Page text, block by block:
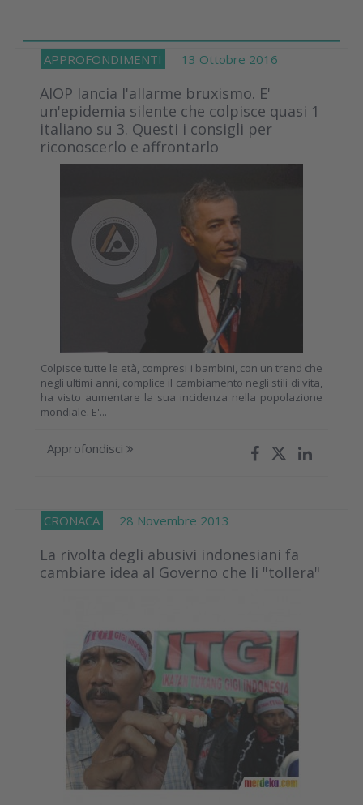
APPROFONDIMENTI 13 Ottobre 2016
AIOP lancia l'allarme bruxismo. E'
un'epidemia silente che colpisce quasi 1
italiano su 3. Questi i consigli per
riconoscerlo e affrontarlo
Colpisce tutte le età, compresi i bambini, con un trend che
negli ultimi anni, complice il cambiamento negli stili di vita,
ha visto aumentare la sua incidenza nella popolazione
mondiale. E'...
Approfondisci
CRONACA 28 Novembre 2013
La rivolta degli abusivi indonesiani fa
cambiare idea al Governo che li "tollera"